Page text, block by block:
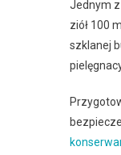
Jednym z
ziół 100
szklanej